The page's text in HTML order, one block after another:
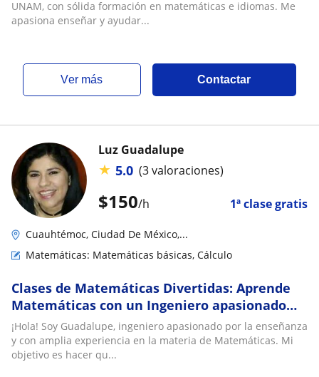
UNAM, con sólida formación en matemáticas e idiomas. Me
apasiona enseñar y ayudar...
ver más Contactar
$150/h 1ª clase gratis
Luz Guadalupe
★ 5.0 (3 valoraciones)
Cuauhtémoc, Ciudad De México,...
Matemáticas: Matemáticas básicas, Cálculo
Clases de Matemáticas Divertidas: Aprende
Matemáticas con un Ingeniero apasionado
por los números
¡Hola! Soy Guadalupe, ingeniero apasionado por la enseñanza
y con amplia experiencia en la materia de Matemáticas. Mi
objetivo es hacer qu...